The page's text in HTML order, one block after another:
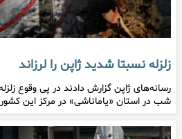
زلزله نسبتا شدید ژاپن را لرزاند
شب در استان «یاماناشی» در مرکز این